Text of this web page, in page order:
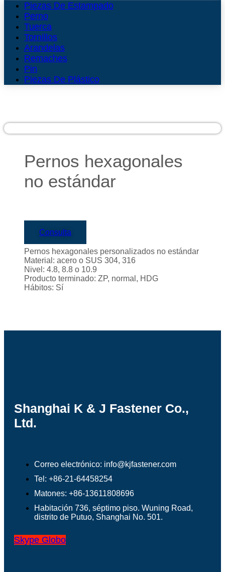
Piezas De Estampado
Perno
Tuerca
Tornillos
Arandelas
Remaches
Pin
Piezas De Plástico
Pernos hexagonales
no estándar
Consulta
Pernos hexagonales personalizados no estándar
Material: acero o SUS 304, 316
Nivel: 4.8, 8.8 o 10.9
Producto terminado: ZP, normal, HDG
Hábitos: Sí
Shanghai K & J Fastener Co.,
Ltd.
Correo electrónico: info@kjfastener.com
Tel: +86-21-64458254
Matones: +86-13611808696
Habitación 736, séptimo piso. Wuning Road,
distrito de Putuo, Shanghai No. 501.
Skype Globo